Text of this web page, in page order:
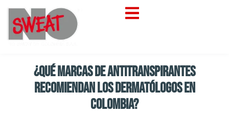
¿Qué marcas de antitranspirantes
recomiendan los dermatólogos en
Colombia?